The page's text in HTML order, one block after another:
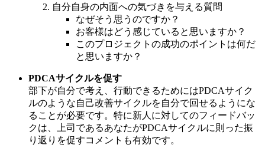
自分自身の内面への気づきを与える質問
なぜそう思うのですか？
お客様はどう感じていると思いますか？
このプロジェクトの成功のポイントは何だ
と思いますか？
PDCAサイクルを促す
部下が自分で考え、行動できるためにはPDCAサイク
ルのような自己改善サイクルを自分で回せるようにな
ることが必要です。特に新人に対してのフィードバッ
クは、上司であるあなたがPDCAサイクルに則った振
り返りを促すコメントも有効です。